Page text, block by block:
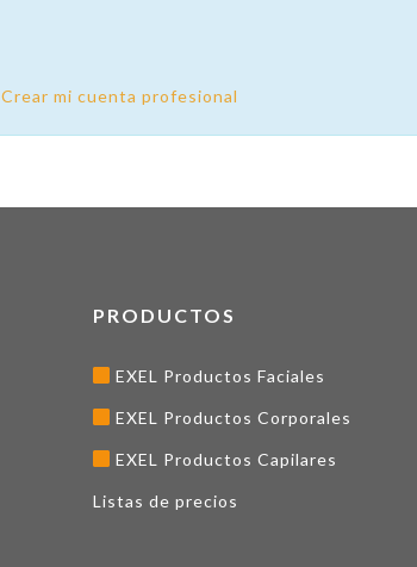
Crear mi cuenta profesional
PRODUCTOS
EXEL Productos Faciales
EXEL Productos Corporales
EXEL Productos Capilares
Listas de precios